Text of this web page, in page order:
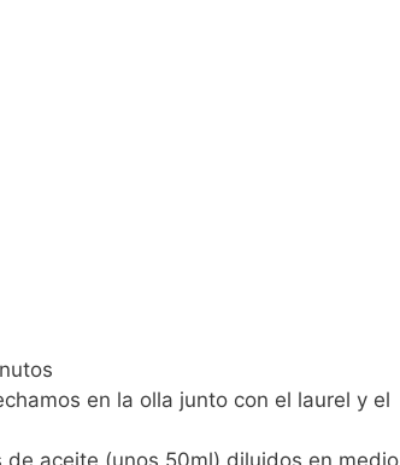
en la olla junto con el laurel y el
aceite (unos 50ml) diluidos en medio